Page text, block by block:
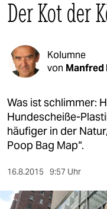
politik
öko
gesellschaft
kultur
sport
berlin
nord
wahrheit
Der Kot der
Kolumne
von Manfred
Was ist schlimmer:
Hundescheiße-
häufiger in der
Poop Bag Map“.
16.8.2015 9:57 Uhr